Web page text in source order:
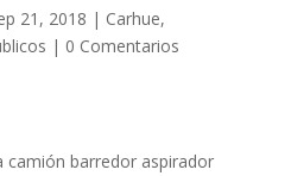
21, 2018 | Carhue,
| 0 Comentarios
camión barredor aspirador